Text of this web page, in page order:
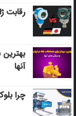
رقابت
بهترین
آنها
چرا